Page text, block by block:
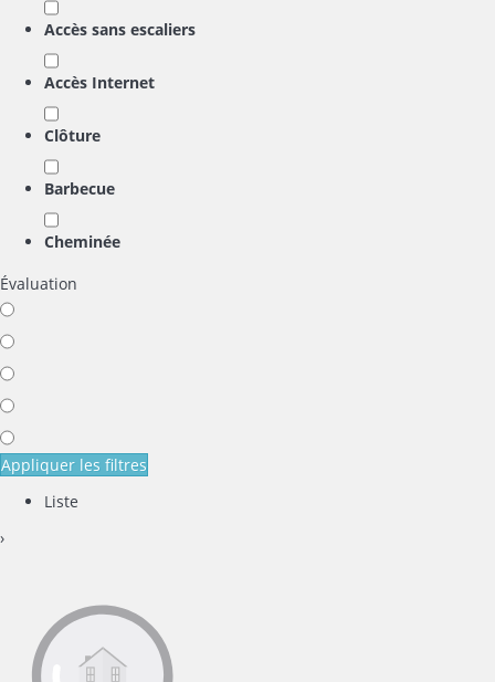
Accès sans escaliers
Accès Internet
Clôture
Barbecue
Cheminée
Évaluation
Appliquer les filtres
Liste
›